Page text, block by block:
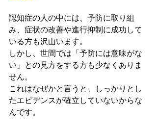
認知症の人の中には、予防に取り組
み、症状の改善や進行抑制に成功して
いる方も沢山います。
しかし、世間では「予防には意味がな
い」との見方をする方も少なくありま
せん。
これはなぜかと言うと、しっかりとし
たエビデンスが確立していないからな
んです。